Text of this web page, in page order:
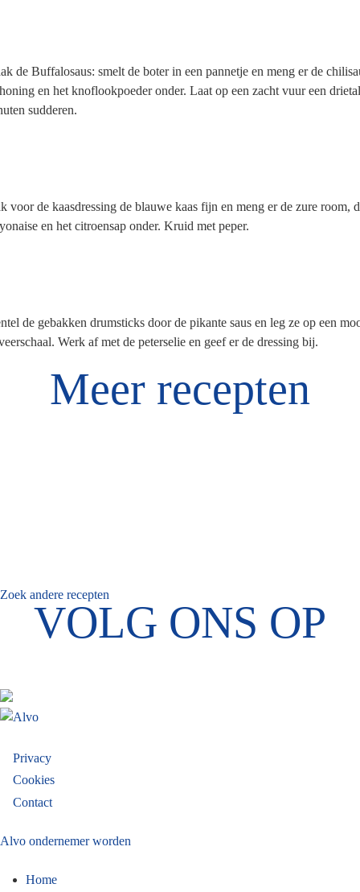
de Buffalosaus: smelt de boter in een pannetje en meng er de
en het knoflookpoeder onder. Laat op een zacht vuur een drietal
sudderen.
voor de kaasdressing de blauwe kaas fijn en meng er de zure room,
en het citroensap onder. Kruid met peper.
de gebakken drumsticks door de pikante saus en leg ze op een
Werk af met de peterselie en geef er de dressing bij.
Meer recepten
Zoek andere recepten
VOLG ONS OP
Footer
menu
Privacy
Cookies
Contact
Alvo ondernemer worden
Home